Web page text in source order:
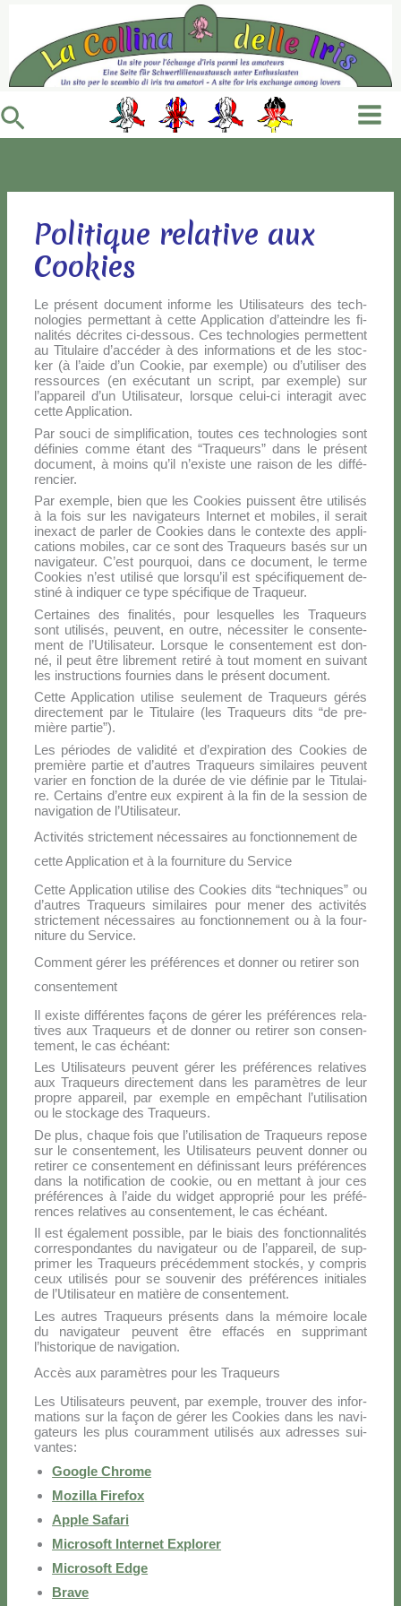
contenuto
Cerca
Politique relative aux
Cookies
Le pré­sent do­cu­ment in­for­me les Uti­li­sa­teurs des tech­
no­lo­gies per­met­tant à cet­te Ap­pli­ca­tion d’atteindre les fi­
na­li­tés dé­cri­tes ci-des­sous. Ces tech­no­lo­gies per­met­tent
au Ti­tu­lai­re d’accéder à des in­for­ma­tions et de les stoc­
ker (à l’aide d’un Coo­kie, par exem­ple) ou d’utiliser des
res­sour­ces (en exé­cu­tant un script, par exem­ple) sur
l’appareil d’un Uti­li­sa­teur, lor­sque ce­lui-ci in­te­ra­git avec
cet­te Ap­pli­ca­tion.
Par sou­ci de sim­pli­fi­ca­tion, tou­tes ces tech­no­lo­gies sont
dé­fi­nies com­me étant des “Tra­queurs” dans le pré­sent
do­cu­ment, à moins qu’il n’existe une rai­son de les dif­fé­
ren­cier.
Par exem­ple, bien que les Coo­kies puis­sent être uti­li­sés
à la fois sur les na­vi­ga­teurs In­ter­net et mo­bi­les, il se­rait
ine­xact de par­ler de Coo­kies dans le con­tex­te des ap­pli­
ca­tions mo­bi­les, car ce sont des Tra­queurs ba­sés sur un
na­vi­ga­teur. C’est pour­quoi, dans ce do­cu­ment, le ter­me
Coo­kies n’est uti­li­sé que lorsqu’il est spé­ci­fi­que­ment de­
sti­né à in­di­quer ce ty­pe spé­ci­fi­que de Tra­queur.
Cer­tai­nes des fi­na­li­tés, pour le­squel­les les Tra­queurs
sont uti­li­sés, peu­vent, en ou­tre, né­ces­si­ter le con­sen­te­
ment de l’Utilisateur. Lor­sque le con­sen­te­ment est don­
né, il peut être li­bre­ment re­ti­ré à tout mo­ment en sui­vant
les in­struc­tions four­nies dans le pré­sent do­cu­ment.
Cet­te Ap­pli­ca­tion uti­li­se seu­le­ment de Tra­queurs gé­rés
di­rec­te­ment par le Ti­tu­lai­re (les Tra­queurs di­ts “de pre­
miè­re par­tie”).
Les pé­rio­des de va­li­di­té et d’expiration des Coo­kies de
pre­miè­re par­tie et d’autres Tra­queurs si­mi­lai­res peu­vent
va­rier en fonc­tion de la du­rée de vie dé­fi­nie par le Ti­tu­lai­
re. Cer­tains d’entre eux ex­pi­rent à la fin de la ses­sion de
na­vi­ga­tion de l’Utilisateur.
Activités strictement nécessaires au fonctionnement de
cette Application et à la fourniture du Service
Cet­te Ap­pli­ca­tion uti­li­se des Coo­kies di­ts “tech­ni­ques” ou
d’autres Tra­queurs si­mi­lai­res pour me­ner des ac­ti­vi­tés
stric­te­ment né­ces­sai­res au fonc­tion­ne­ment ou à la four­
ni­tu­re du Ser­vi­ce.
Comment gérer les préférences et donner ou retirer son
consentement
Il exi­ste dif­fé­ren­tes façons de gé­rer les pré­fé­ren­ces re­la­
ti­ves aux Tra­queurs et de don­ner ou re­ti­rer son con­sen­
te­ment, le cas échéant:
Les Uti­li­sa­teurs peu­vent gé­rer les pré­fé­ren­ces re­la­ti­ves
aux Tra­queurs di­rec­te­ment dans les pa­ra­mè­tres de leur
pro­pre ap­pa­reil, par exem­ple en em­pê­chant l’utilisation
ou le stoc­ka­ge des Tra­queurs.
De plus, cha­que fois que l’utilisation de Tra­queurs re­po­se
sur le con­sen­te­ment, les Uti­li­sa­teurs peu­vent don­ner ou
re­ti­rer ce con­sen­te­ment en dé­fi­nis­sant leurs pré­fé­ren­ces
dans la no­ti­fi­ca­tion de coo­kie, ou en met­tant à jour ces
pré­fé­ren­ces à l’aide du wid­get ap­pro­prié pour les pré­fé­
ren­ces re­la­ti­ves au con­sen­te­ment, le cas échéant.
Il est éga­le­ment pos­si­ble, par le biais des fonc­tion­na­li­tés
cor­re­spon­dan­tes du na­vi­ga­teur ou de l’appareil, de sup­
pri­mer les Tra­queurs pré­cé­dem­ment stoc­kés, y com­pris
ceux uti­li­sés pour se sou­ve­nir des pré­fé­ren­ces ini­tia­les
de l’Utilisateur en ma­tiè­re de con­sen­te­ment.
Les au­tres Tra­queurs pré­sen­ts dans la mé­moi­re lo­ca­le
du na­vi­ga­teur peu­vent être ef­fa­cés en sup­pri­mant
l’historique de na­vi­ga­tion.
Accès aux paramètres pour les Traqueurs
Les Uti­li­sa­teurs peu­vent, par exem­ple, trou­ver des in­for­
ma­tions sur la façon de gé­rer les Coo­kies dans les na­vi­
ga­teurs les plus cou­ram­ment uti­li­sés aux adres­ses sui­
van­tes:
Goo­gle Chro­me
Mo­zil­la Fi­re­fox
Ap­ple Sa­fa­ri
Mi­cro­soft In­ter­net Ex­plo­rer
Mi­cro­soft Ed­ge
Bra­ve